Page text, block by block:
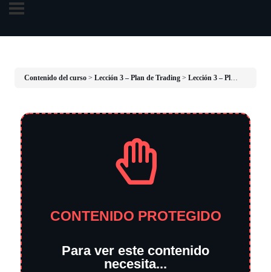
Contenido del curso Lección 3 – Plan de Trading Lección 3 – Plan de Trading
CONTENIDO PROTEGIDO
Para ver este contenido
necesita...